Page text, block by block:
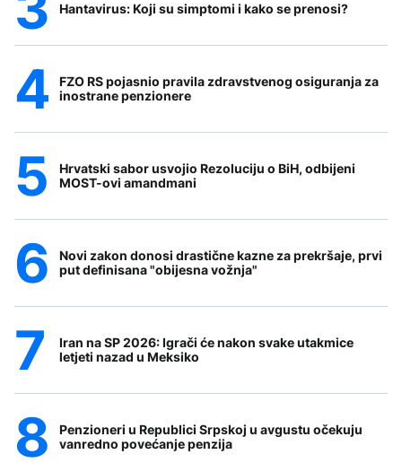
Hantavirus: Koji su simptomi i kako se prenosi?
FZO RS pojasnio pravila zdravstvenog osiguranja za
inostrane penzionere
Hrvatski sabor usvojio Rezoluciju o BiH, odbijeni
MOST-ovi amandmani
Novi zakon donosi drastične kazne za prekršaje, prvi
put definisana "obijesna vožnja"
Iran na SP 2026: Igrači će nakon svake utakmice
letjeti nazad u Meksiko
Penzioneri u Republici Srpskoj u avgustu očekuju
vanredno povećanje penzija